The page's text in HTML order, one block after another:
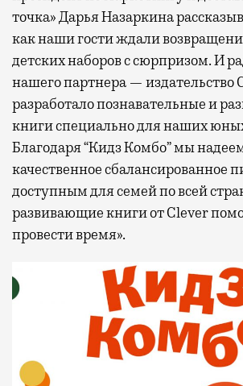
точка» Дарья Назаркина
как наши гости ждали
детских наборов с сюрпризом. И
нашего партнера — издательство
разработало познавательные и
книги специально для наших
Благодаря “Кидз Комбо” мы
качественное сбалансированное
доступным для семей по всей
развивающие книги от Clever
провести время».